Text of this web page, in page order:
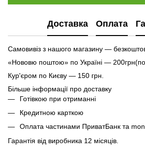
Доставка Оплата
Самовивіз з нашого магазину —
«Нововю поштою» по Україні —
Кур'єром по Києву — 150 грн.
Більше інформації про доставку
Готівкою при отриманні
Кредитною карткою
Оплата частинами ПриватБанк та
Гарантія від виробника 12 місяців.